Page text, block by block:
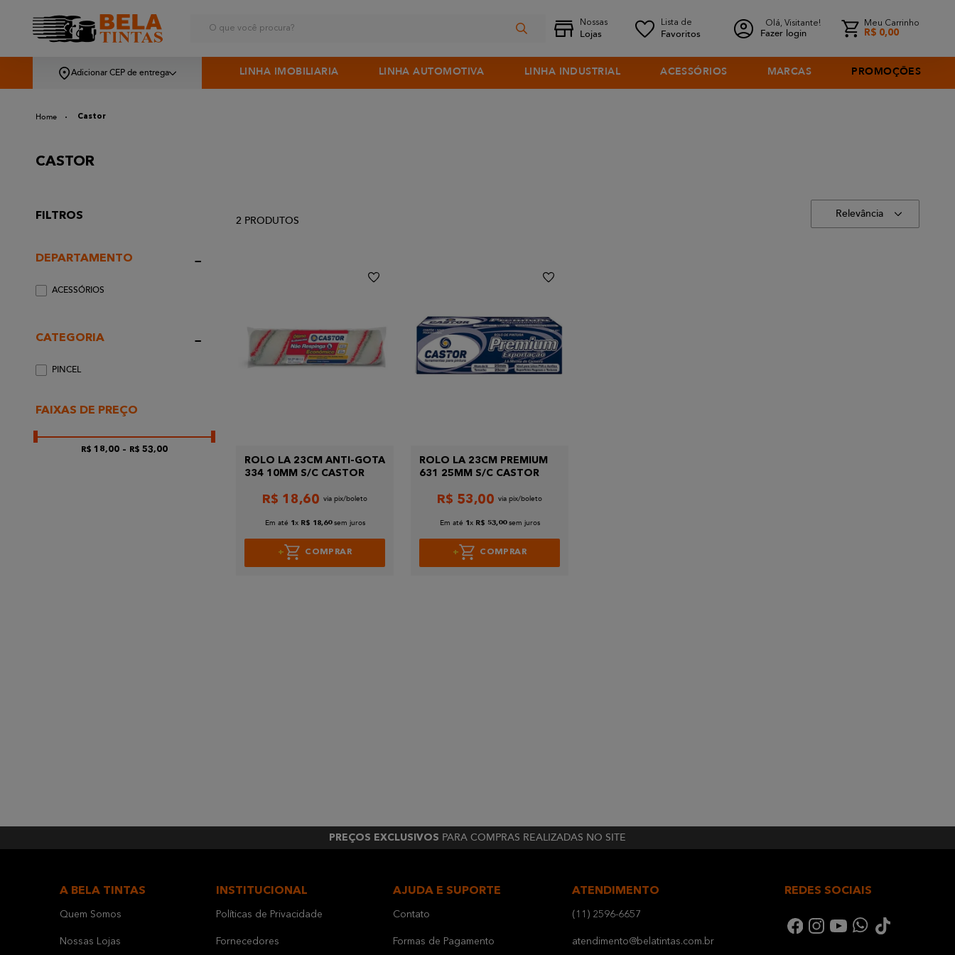
Olá, Visitante!
Fazer login
Meu Carrinho
R$ 0,00
Adicionar CEP de entrega LINHA IMOBILIARIA LINHA AUTOMOTIVA LINHA INDUSTRIAL ACESSÓRIOS MARCAS PROMOÇÕES
Castor
CASTOR
FILTROS
DEPARTAMENTO
ACESSÓRIOS
CATEGORIA
PINCEL
FAIXAS DE PREÇO
R$ 18,00 – R$ 53,00
2 PRODUTOS
Relevância
ROLO LA 23CM ANTI-GOTA
334 10MM S/C CASTOR
R$ 18,60
Em até 1 x R$ 18,60 sem juros
COMPRAR
ROLO LA 23CM PREMIUM
631 25MM S/C CASTOR
R$ 53,00
Em até 1 x R$ 53,00 sem juros
COMPRAR
PREÇOS EXCLUSIVOS PARA COMPRAS REALIZADAS NO SITE
A BELA TINTAS
Quem Somos
Nossas Lojas
INSTITUCIONAL
Políticas de Privacidade
Fornecedores
AJUDA E SUPORTE
Contato
Formas de Pagamento
ATENDIMENTO
(11) 2596-6657
atendimento@belatintas.com.br
REDES SOCIAIS